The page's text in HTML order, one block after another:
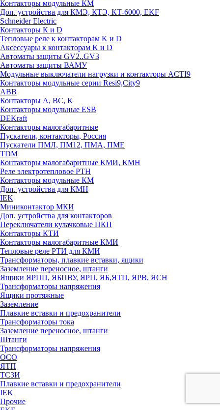
Контакторы модульные КМ
Доп. устройства для КМЭ, КТЭ, КТ-6000, EKF
Schneider Electric
Контакторы К и D
Тепловые реле к контакторам K и D
Аксессуары к контакторам K и D
Автоматы защиты GV2..GV3
Автоматы защиты ВАМУ
Модульные выключатели нагрузки и контакторы ACTI9
Контакторы модульные серии Resi9,City9
ABB
Контакторы А, ВС, К
Контакторы модульные ESB
DEKraft
Контакторы малогабаритные
Пускатели, контакторы, Россия
Пускатели ПМЛ, ПМ12, ПМА, ПМЕ
TDM
Контакторы малогабаритные КМИ, КМН
Реле электротепловое РТН
Контакторы модульные КМ
Доп. устройства для КМН
IEK
Миниконтактор МКИ
Доп. устройства для контакторов
Переключатели кулачковые ПКП
Контакторы КТИ
Контакторы малогабаритные КМИ
Тепловые реле РTИ для КМИ
Трансформаторы, плавкие вставки, ящики
Заземление переносное, штанги
Ящики ЯРПП, ЯБПВУ, ЯРП, ЯБ,ЯТП, ЯРВ, ЯСН
Трансформаторы напряжения
Ящики протяжные
Заземление
Плавкие вставки и предохранители
Трансформаторы тока
Заземление переносное, штанги
Штанги
Трансформаторы напряжения
ОСО
ЯТП
ТСЗИ
Плавкие вставки и предохранители
IEK
Прочие